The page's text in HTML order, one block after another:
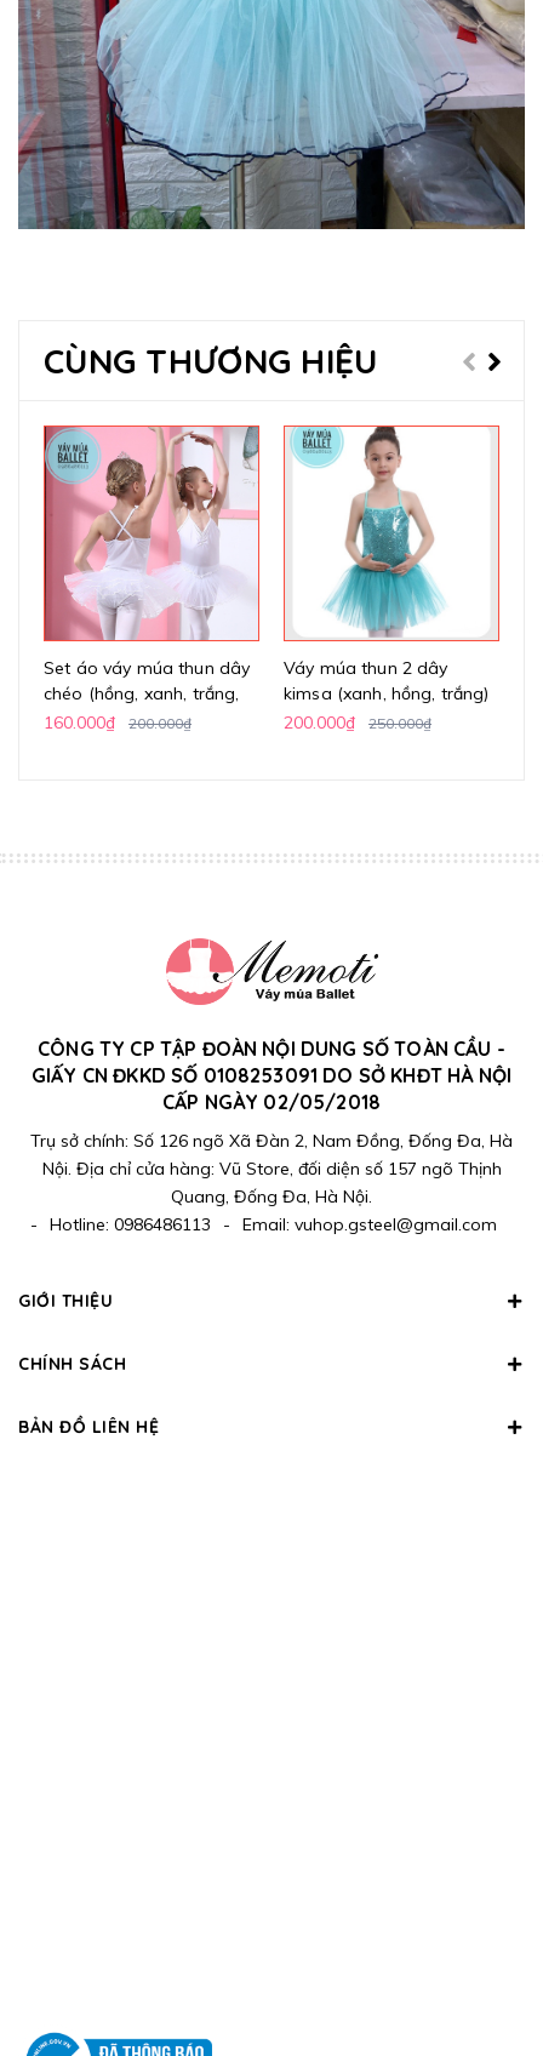
CÙNG THƯƠNG HIỆU
Set áo váy múa thun dây
chéo (hồng, xanh, trắng,
vàng)
160.000₫ 200.000₫
Váy múa thun 2 dây
kimsa (xanh, hồng, trắng)
200.000₫
250.000₫
CÔNG TY CP TẬP ĐOÀN NỘI DUNG SỐ TOÀN CẦU -
GIẤY CN ĐKKD SỐ 0108253091 DO SỞ KHĐT HÀ NỘI
CẤP NGÀY 02/05/2018
Trụ sở chính: Số 126 ngõ Xã Đàn 2, Nam Đồng, Đống Đa, Hà
Nội. Địa chỉ cửa hàng: Vũ Store, đối diện số 157 ngõ Thịnh
Quang, Đống Đa, Hà Nội.
-
Hotline: 0986486113 - Email: vuhop.gsteel@gmail.com
GIỚI THIỆU
CHÍNH SÁCH
BẢN ĐỒ LIÊN HỆ